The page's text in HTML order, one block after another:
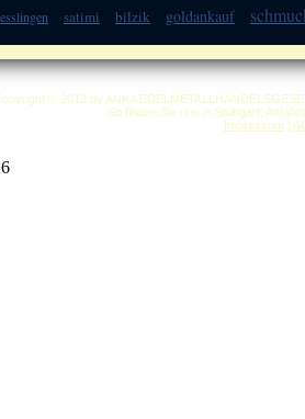
esslingen satimi bilzik goldankauf
© 2012 by ANKA
So finden Sie uns in Stuttgart:
Impressum|